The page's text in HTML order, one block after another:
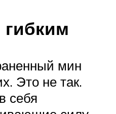
мин
Это не так.
себя